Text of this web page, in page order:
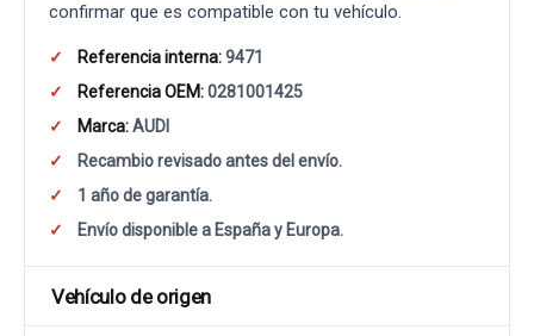
confirmar que es compatible con tu vehículo.
Referencia interna:9471
Referencia OEM:0281001425
Marca:AUDI
Recambio revisado antes del envío.
1 año de garantía.
Envío disponible a España y Europa.
Vehículo de origen